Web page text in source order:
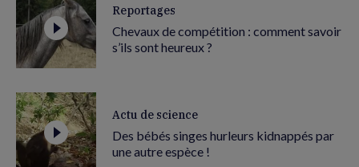
Reportages
Chevaux de compétition : comment savoir
s’ils sont heureux ?
Actu de science
Des bébés singes hurleurs kidnappés par
une autre espèce !